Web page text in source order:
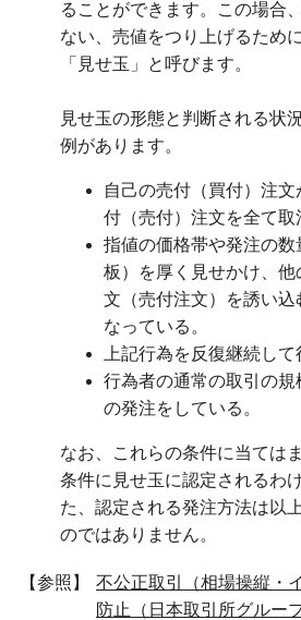
ることができます。この場合
ない、売値をつり上げるため
「見せ玉」と呼びます。
見せ玉の形態と判断される状
例があります。
自己の売付（買付）注
付（売付）注文を全て取
指値の価格帯や発注の数
板）を厚く見せかけ、
文（売付注文）を誘い込
なっている。
上記行為を反復継続して
行為者の通常の取引の
の発注をしている。
なお、これらの条件に当ては
条件に見せ玉に認定されるわ
た、認定される発注方法は以
のではありません。
【参照】
不公正取引（相場操縦・
防止（日本取引所グルー